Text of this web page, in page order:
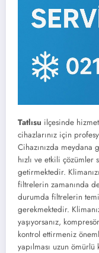
Tatlısu ilçesinde
cihazlarınız için
Cihazınızda meydana
hızlı ve etkili çözümler
getirmektedir.
filtrelerin zamanında
durumda filtrelerin
gerekmektedir.
yaşıyorsanız,
kontrol ettirmeniz
yapılması uzun ömürlü